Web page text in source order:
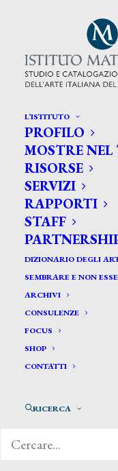
L’ISTITUTO
PROFILO
MOSTRE NEL
RISORSE
SERVIZI
RAPPORTI
STAFF
DIZIONARIO DEGLI
SEMBRARE E NON
ARCHIVI
CONSULENZE
FOCUS
SHOP
CONTATTI
RICERCA
CERCA TRA
Search
for:
Arduino